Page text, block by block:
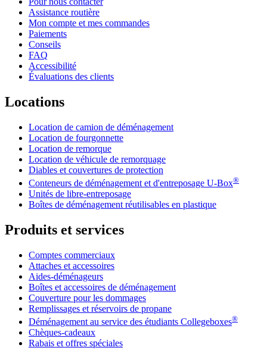
Assistance routière
Mon compte et mes commandes
Paiements
Conseils
FAQ
Accessibilité
Évaluations des clients
Locations
Location de camion de déménagement
Location de fourgonnette
Location de remorque
Location de véhicule de remorquage
Diables et couvertures de protection
Conteneurs de déménagement et d'entreposage U-Box®
Unités de libre-entreposage
Boîtes de déménagement réutilisables en plastique
Produits et services
Comptes commerciaux
Attaches et accessoires
Aides-déménageurs
Boîtes et accessoires de déménagement
Couverture pour les dommages
Remplissages et réservoirs de propane
Déménagement au service des étudiants Collegeboxes®
Chèques-cadeaux
Rabais et offres spéciales